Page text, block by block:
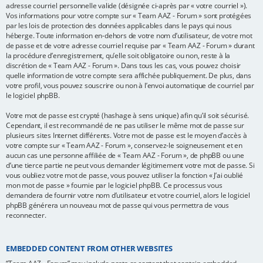
adresse courriel personnelle valide (désignée ci-après par « votre courriel »).
Vos informations pour votre compte sur « Team AAZ - Forum » sont protégées
par les lois de protection des données applicables dans le pays qui nous
héberge. Toute information en-dehors de votre nom d’utilisateur, de votre mot
de passe et de votre adresse courriel requise par « Team AAZ - Forum » durant
la procédure d’enregistrement, qu’elle soit obligatoire ou non, reste à la
discrétion de « Team AAZ - Forum ». Dans tous les cas, vous pouvez choisir
quelle information de votre compte sera affichée publiquement. De plus, dans
votre profil, vous pouvez souscrire ou non à l’envoi automatique de courriel par
le logiciel phpBB.
Votre mot de passe est crypté (hashage à sens unique) afin qu’il soit sécurisé.
Cependant, il est recommandé de ne pas utiliser le même mot de passe sur
plusieurs sites Internet différents. Votre mot de passe est le moyen d’accès à
votre compte sur « Team AAZ - Forum », conservez-le soigneusement et en
aucun cas une personne affiliée de « Team AAZ - Forum », de phpBB ou une
d’une tierce partie ne peut vous demander légitimement votre mot de passe. Si
vous oubliez votre mot de passe, vous pouvez utiliser la fonction « J’ai oublié
mon mot de passe » fournie par le logiciel phpBB. Ce processus vous
demandera de fournir votre nom d’utilisateur et votre courriel, alors le logiciel
phpBB générera un nouveau mot de passe qui vous permettra de vous
reconnecter.
EMBEDDED CONTENT FROM OTHER WEBSITES